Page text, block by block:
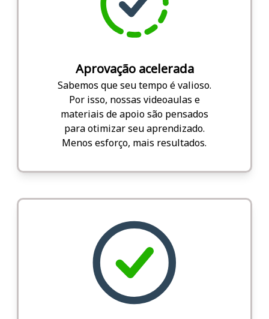
Aprovação acelerada
Sabemos que seu tempo é valioso.
Por isso, nossas videoaulas e
materiais de apoio são pensados
para otimizar seu aprendizado.
Menos esforço, mais resultados.